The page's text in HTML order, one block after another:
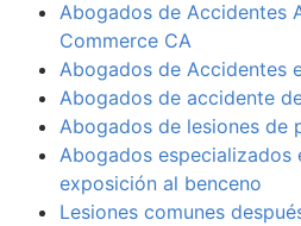
Abogados de Accidentes
Commerce CA
Abogados de Accidentes
Abogados de accidente
Abogados de lesiones de
Abogados especializados
exposición al benceno
Lesiones comunes